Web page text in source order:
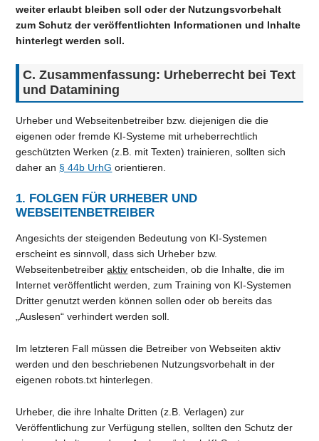
weiter erlaubt bleiben soll oder der Nutzungsvorbehalt
zum Schutz der veröffentlichten Informationen und Inhalte
hinterlegt werden soll.
C. Zusammenfassung: Urheberrecht bei Text
und Datamining
Urheber und Webseitenbetreiber bzw. diejenigen die die
eigenen oder fremde KI-Systeme mit urheberrechtlich
geschützten Werken (z.B. mit Texten) trainieren, sollten sich
daher an § 44b UrhG orientieren.
1. FOLGEN FÜR URHEBER UND
WEBSEITENBETREIBER
Angesichts der steigenden Bedeutung von KI-Systemen
erscheint es sinnvoll, dass sich Urheber bzw.
Webseitenbetreiberaktiv entscheiden, ob die Inhalte, die im
Internet veröffentlicht werden, zum Training von KI-Systemen
Dritter genutzt werden können sollen oder ob bereits das
„Auslesen“ verhindert werden soll.
Im letzteren Fall müssen die Betreiber von Webseiten aktiv
werden und den beschriebenen Nutzungsvorbehalt in der
eigenen robots.txt hinterlegen.
Urheber, die ihre Inhalte Dritten (z.B. Verlagen) zur
Veröffentlichung zur Verfügung stellen, sollten den Schutz der